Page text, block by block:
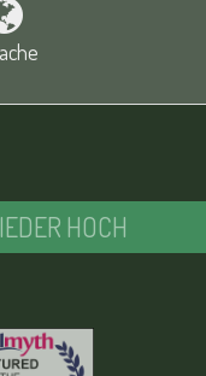
HOCH